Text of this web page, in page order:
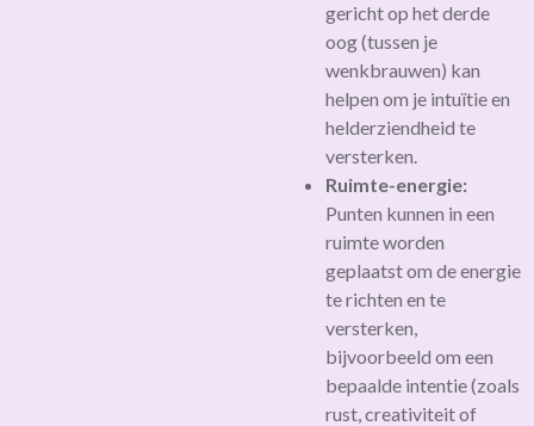
gericht op het derde
oog (tussen je
wenkbrauwen) kan
helpen om je intuïtie en
helderziendheid te
versterken.
Ruimte-energie:
Punten kunnen in een
ruimte worden
geplaatst om de energie
te richten en te
versterken,
bijvoorbeeld om een
bepaalde intentie (zoals
rust, creativiteit of